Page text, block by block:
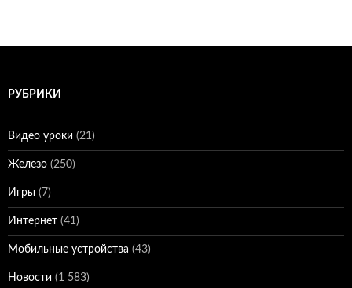
записям
РУБРИКИ
Видео уроки (21)
Железо (250)
Игры (7)
Интернет (41)
Мобильные устройства (43)
Новости (1 583)